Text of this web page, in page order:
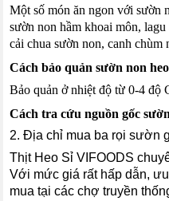
Một số món ăn ngon với sườn
sườn non hầm khoai môn,
cải chua sườn non, canh chùm
Cách bảo quản sườn non
Bảo quản ở nhiệt độ từ 0-4 độ
Cách tra cứu nguồn gốc
2. Địa chỉ mua ba rọi sườn
Thịt Heo Sỉ VIFOODS
Với mức giá rất hấp dẫn,
mua tại các chợ truyền